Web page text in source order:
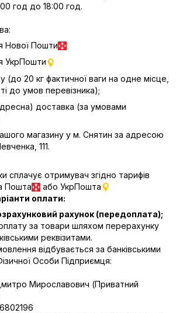
год до 18:00 год.
Нової Пошти
УкрПошти
20 кг фактичної ваги на одне місце,
до умов перевізника);
доставка (за умовами
магазину у м. Снятин за адресою
111.
сплачує отримувач згідно тарифів
Пошта
або УкрПошта
оплати:
рахунок (передоплата);
за товари шляхом перерахунку
реквізитами.
відбувається за банківськими
Особи Підприємця:
Мирославович (Приватний